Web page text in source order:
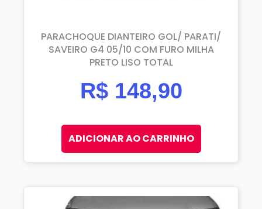
PARACHOQUE DIANTEIRO GOL/ PARATI/
SAVEIRO G4 05/10 COM FURO MILHA
PRETO LISO TOTAL
R$148,90
ADICIONAR AO CARRINHO